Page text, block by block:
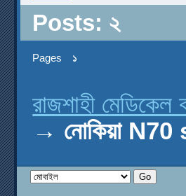
Posts: ২
Pages ১
রাজশাহী
→ নোকিয়া N70